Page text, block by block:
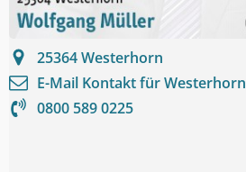
25364Westerhorn
E-Mail Kontakt fürWesterhorn
0800 589 0225